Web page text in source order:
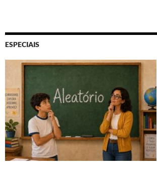
ESPECIAIS